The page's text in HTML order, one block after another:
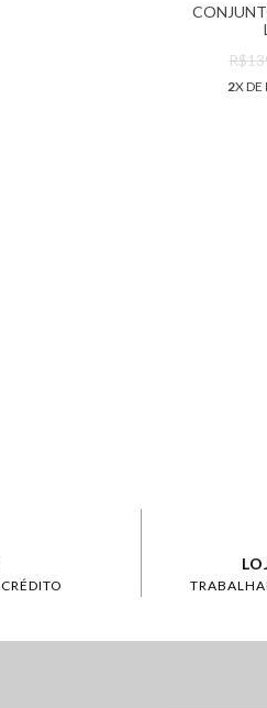
2X DE